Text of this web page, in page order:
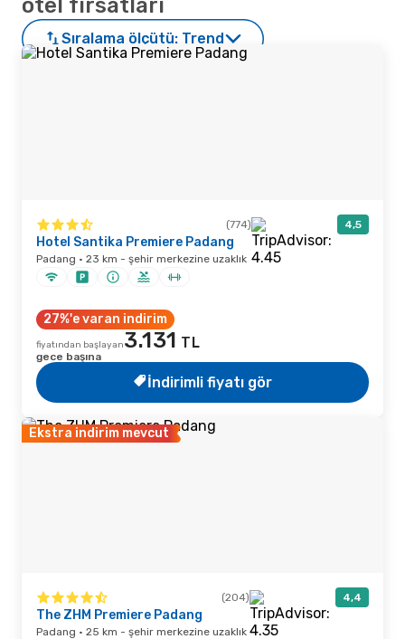
otel fırsatları
Sıralama ölçütü: Trend
(774) 4,5
Hotel Santika Premiere Padang
Padang · 23 km - şehir merkezine uzaklık
27%'e varan indirim
fiyatından başlayan3.131 TL
gece başına
İndirimli fiyatı gör
Ekstra indirim mevcut
(204) 4,4
The ZHM Premiere Padang
Padang · 25 km - şehir merkezine uzaklık